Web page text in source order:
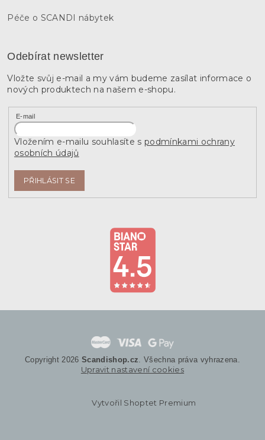
Péče o SCANDI nábytek
Odebírat newsletter
Vložte svůj e-mail a my vám budeme zasílat informace o
nových produktech na našem e-shopu.
E-mail
Vložením e-mailu souhlasíte s podmínkami ochrany
osobních údajů
PŘIHLÁSIT SE
Vytvořil Shoptet Premium
Copyright 2026 Scandishop.cz . Všechna práva vyhrazena.
Upravit nastavení cookies